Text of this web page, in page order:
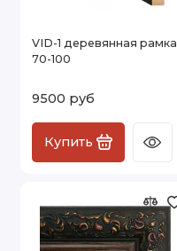
VID-1 деревянная рамка
70-100
9500 руб
Купить